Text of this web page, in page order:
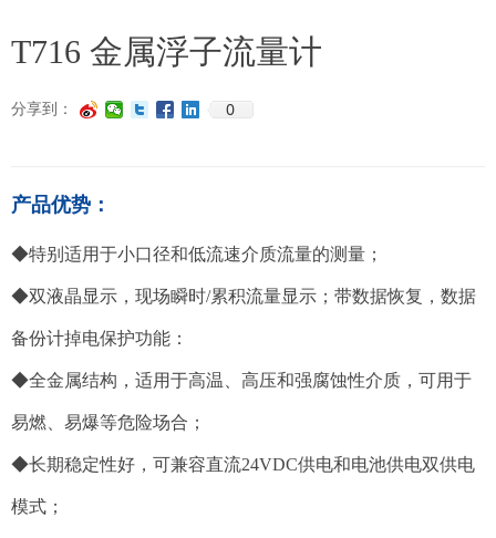
T716 金属浮子流量计
分享到： 0
◆特别适用于小口径和低流速介质流量的测量；
◆双液晶显示，现场瞬时/累积流量显示；带数据恢复，数据
备份计掉电保护功能：
◆全金属结构，适用于高温、高压和强腐蚀性介质，可用于
易燃、易爆等危险场合；
◆长期稳定性好，可兼容直流24VDC供电和电池供电双供电
模式；
产品优势：